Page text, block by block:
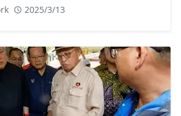
2025/3/13